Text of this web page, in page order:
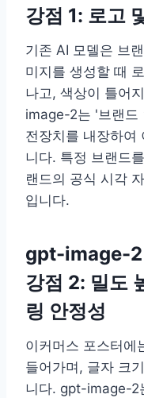
강점 1: 로고
기존 AI 모델은 브
미지를 생성할 때
나고, 색상이 틀어
image-2는 '브랜드
전장치를 내장하여
니다. 특정 브랜드
랜드의 공식 시각
입니다.
gpt-image-2
강점 2: 밀도
링 안정성
이커머스 포스터에
들어가며, 글자 크
니다. gpt-image-2